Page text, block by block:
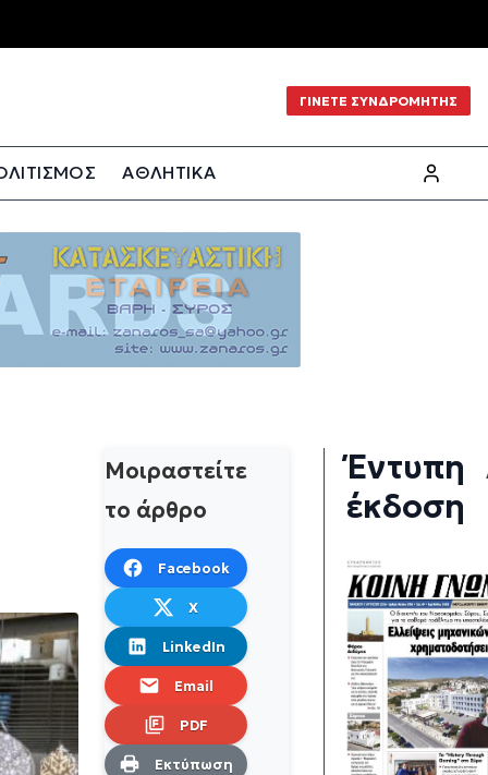
ΓΙΝΕΤΕ ΣΥΝΔΡΟΜΗΤΗΣ
ΑΘΛΗΤΙΚΑ
Μοιραστείτε
το άρθρο
Facebook
X
LinkedIn
Email
PDF
Εκτύπωση
Έντυπη
έκδοση